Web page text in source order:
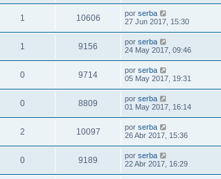
1 10606 por serba
27 Jun 2017, 15:30
1 9156 por serba
24 May 2017, 09:46
0 9714 por serba
05 May 2017, 19:31
0 8809 por serba
01 May 2017, 16:14
2 10097 por serba
26 Abr 2017, 15:36
0 9189 por serba
22 Abr 2017, 16:29